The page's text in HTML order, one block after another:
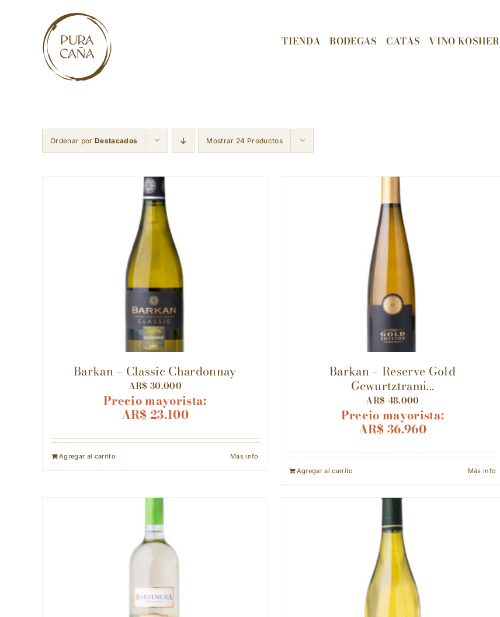
content
TIENDA BODEGAS CATAS VINO KOSHER
Ordenar por Destacados Mostrar 24 Productos
Barkan – Classic Chardonnay
AR$ 30.000
Precio mayorista:
AR$ 23.100
Agregar al carrito Más info
Barkan – Reserve Gold
Gewurtztrami...
AR$ 48.000
Precio mayorista:
AR$ 36.960
Agregar al carrito Más info